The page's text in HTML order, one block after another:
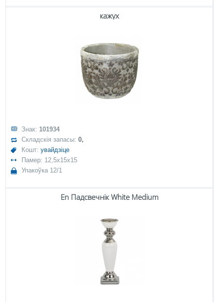
кажух
Знак: 101934
Складскія запасы:0,
Кошт:увайдзіце
Памер: 12,5x15x15
Упакоўка 12/1
En Падсвечнік White Medium